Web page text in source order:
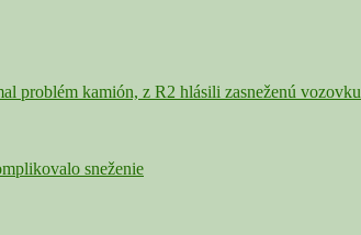
problém kamión, z R2 hlásili zasneženú vozovku
sneženie